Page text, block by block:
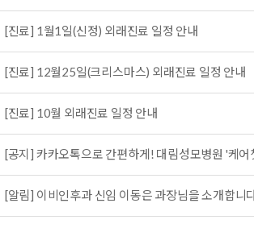
[진료] 1월1일(신정) 외래진료 일정 안내
[진료] 12월25일(크리스마스) 외래진료 일정 안내
[진료] 10월 외래진료 일정 안내
[공지] 카카오톡으로 간편하게! 대림성모병원 '케어
[알림] 이비인후과 신임 이동은 과장님을 소개합니